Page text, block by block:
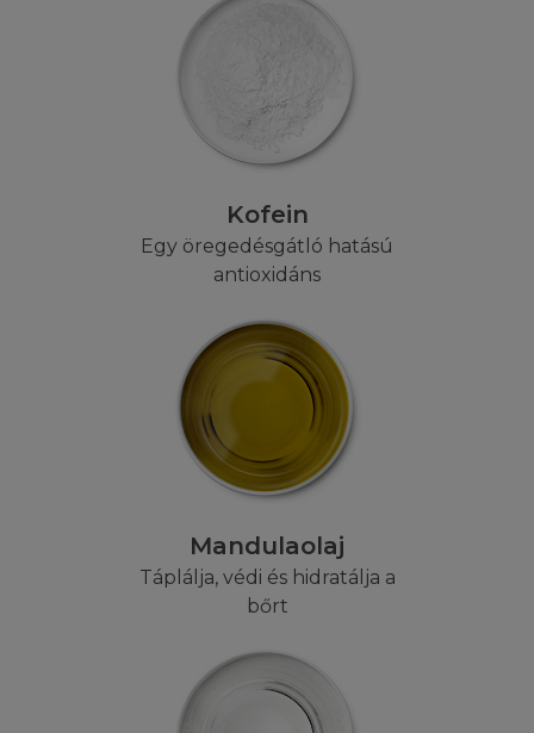
Kofein
Egy öregedésgátló hatású
antioxidáns
Mandulaolaj
Táplálja, védi és hidratálja a
bőrt
vonatkozóan. A L'Oréal fenntartja a jogot,
hogy a honlapon megjelenő tartalmakat
bármikor módosítsa, vagy átírja, továbbá
elérhetőségüket megszüntesse. A L'Oréal
nem garantálja, illetve nem nyújt biztosítékot
arra, hogy a honlaphoz való hozzáférés
vegye figyelembe, hogy néhány törvényszék
nem engedélyezi a garancia eltörlését, ezért
néhány vagy az összes előbbi feltétel Önre
biztosítani, hogy a Honlap kompatibilis az Ön
komputerével, mint ahogy azt sem, hogy a
Honlap és/vagy a szerver hiba, vírus és "Trojan
Horses vírus" mentes. A L'Oréal nem vállal
felelősséget a hibákért vagy károkért,
amelyeket ezek a vírusok okoznak. A L'Oréal
nem vállal felelősséget harmadik fél által
feltöltött tartalmakért. A L'Oréal szintén nem
vállal felelősséget az Internet szolgáltatás,
vagy a komputeres eszközök működéséért,
melyeket a Honlap megtekintésére használ. A